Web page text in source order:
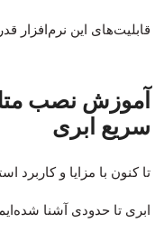
قابلیت‌های این نرم‌افزار
آموزش نصب
سریع ابری
تا کنون با مزایا و
ابری تا حدودی آشنا